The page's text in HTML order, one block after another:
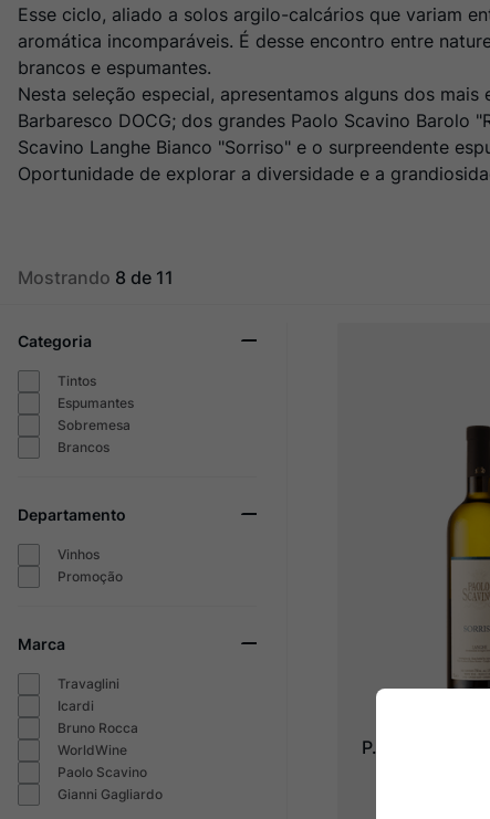
Esse ciclo, aliado a solos argilo-calcários que variam
aromática incomparáveis. É desse encontro entre
brancos e espumantes.
Nesta seleção especial, apresentamos alguns dos
Barbaresco DOCG; dos grandes Paolo Scavino Barolo
Scavino Langhe Bianco "Sorriso" e o surpreendente
Oportunidade de explorar a diversidade e a
Mostrando 8 de 11
Categoria
Tintos
Espumantes
Sobremesa
Brancos
Departamento
Vinhos
Promoção
Marca
Travaglini
Icardi
Bruno Rocca
WorldWine
Paolo Scavino
Gianni Gagliardo
P. Scavino